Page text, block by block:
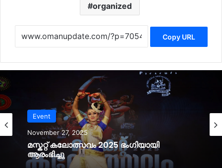
organized
Copy URL
Event
November 27, 2025
മസ്കറ്റ് കലോത്സവം 2025 ഭംഗിയായി
ആരംഭിച്ചു